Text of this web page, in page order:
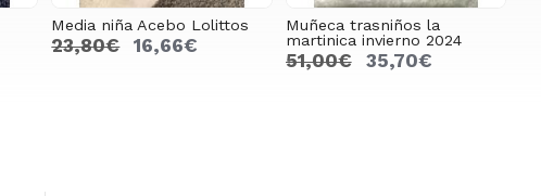
Media niña Acebo Lolittos
23,80€ 16,66€
Muñeca trasniños la
martinica invierno 2024
51,00€ 35,70€